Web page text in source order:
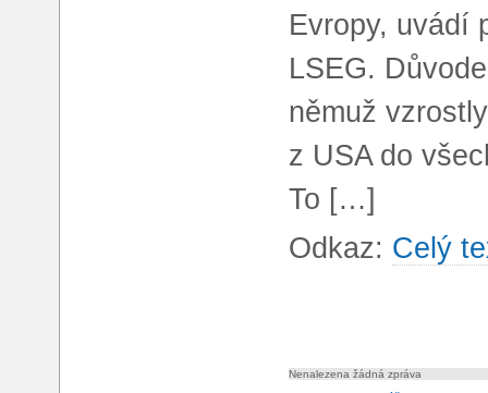
Evropy, uvádí
LSEG.
němuž
z USA do
To […]
Odkaz: Celý
Nenalezena žádná zpráva